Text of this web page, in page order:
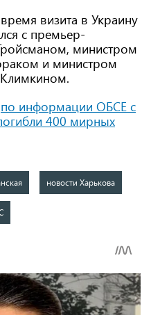
визита в Украину
с премьер-
министром
и министром
по информации ОБСЕ с
400 мирных
новости Харькова